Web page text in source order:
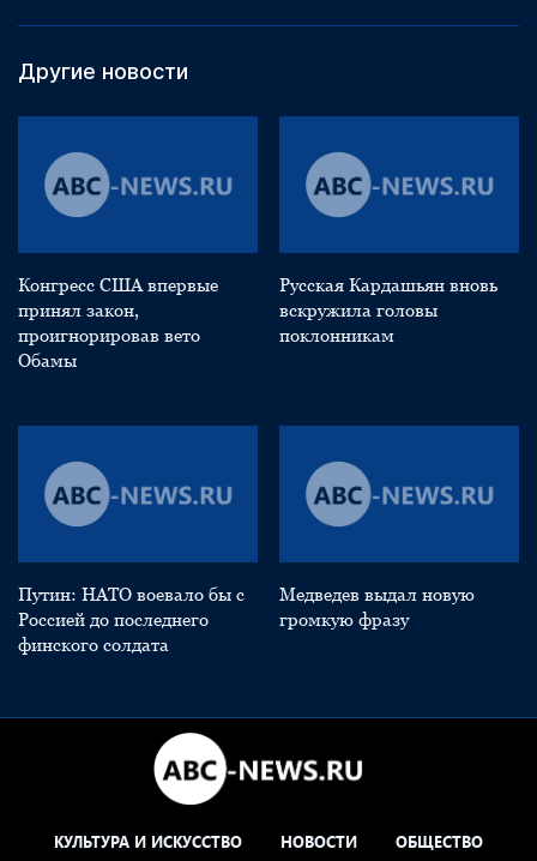
Другие новости
Конгресс США впервые
принял закон,
проигнорировав вето
Обамы
Русская Кардашьян вновь
вскружила головы
поклонникам
Путин: НАТО воевало бы с
Россией до последнего
финского солдата
Медведев выдал новую
громкую фразу
КУЛЬТУРА И ИСКУССТВО НОВОСТИ ОБЩЕСТВО